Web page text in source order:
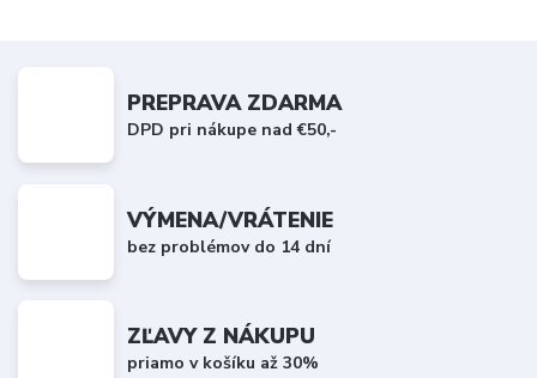
PREPRAVA ZDARMA
DPD pri nákupe nad €50,-
VÝMENA/VRÁTENIE
bez problémov do 14 dní
ZĽAVY Z NÁKUPU
priamo v košíku až 30%